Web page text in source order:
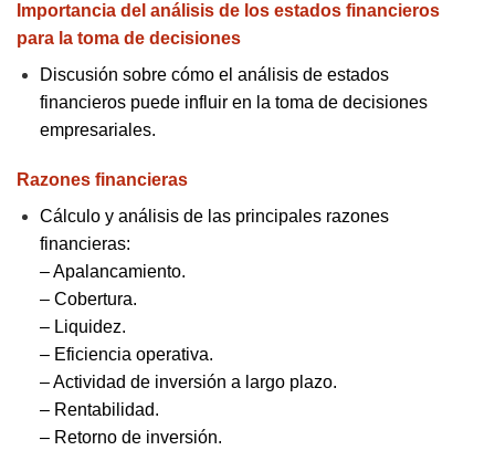
Importancia del análisis de los estados financieros
para la toma de decisiones
Discusión sobre cómo el análisis de estados
financieros puede influir en la toma de decisiones
empresariales.
Razones financieras
Cálculo y análisis de las principales razones
financieras:
–Apalancamiento.
– Cobertura.
– Liquidez.
– Eficiencia operativa.
–Actividad de inversión a largo plazo.
– Rentabilidad.
– Retorno de inversión.